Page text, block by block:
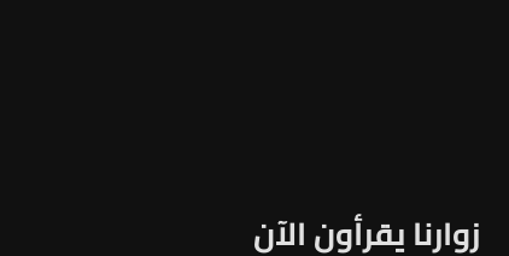
زوارنا يقرأون الآن